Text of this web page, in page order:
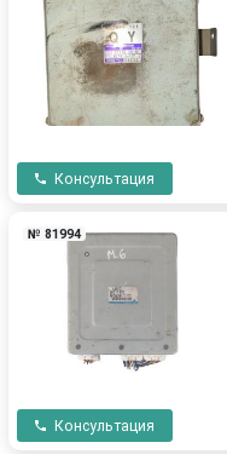
Консультация
№ 81994
Консультация